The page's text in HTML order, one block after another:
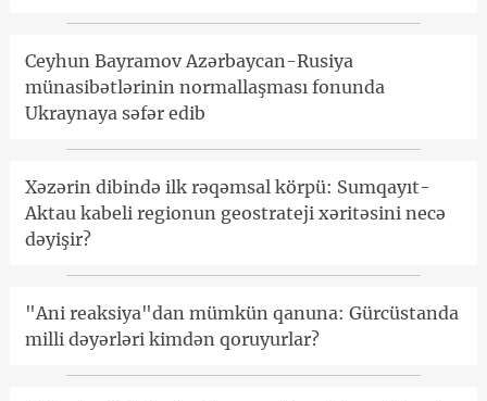
Ceyhun Bayramov Azərbaycan-Rusiya
münasibətlərinin normallaşması fonunda
Ukraynaya səfər edib
Xəzərin dibində ilk rəqəmsal körpü: Sumqayıt-
Aktau kabeli regionun geostrateji xəritəsini necə
dəyişir?
"Ani reaksiya"dan mümkün qanuna: Gürcüstanda
milli dəyərləri kimdən qoruyurlar?